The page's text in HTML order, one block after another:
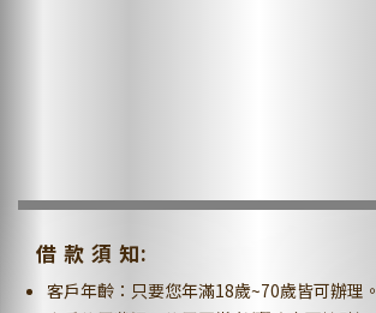
借 款 須 知:
客戶年齡：只要您年滿18歲~70歲皆可辦理。